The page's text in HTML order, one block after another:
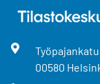
Työpajankatu
00580